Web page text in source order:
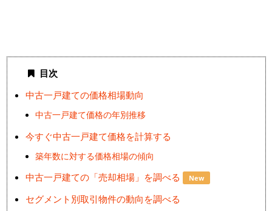
目次
中古一戸建ての価格相場動向
中古一戸建て価格の年別推移
今すぐ中古一戸建て価格を計算する
築年数に対する価格相場の傾向
中古一戸建ての「売却相場」を調べる New
セグメント別取引物件の動向を調べる